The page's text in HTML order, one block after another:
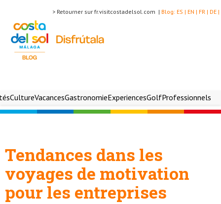
DE |
FR |
EN |
ES |
Blog:
> Retourner sur fr.visitcostadelsol.com |
CultureVacancesGastronomieExperiencesGolfProfessionnels
Tendances dans les
voyages de motivation
pour les entreprises